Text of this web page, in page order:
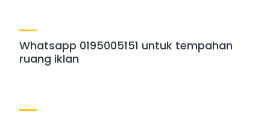
Whatsapp 0195005151 untuk tempahan
ruang iklan